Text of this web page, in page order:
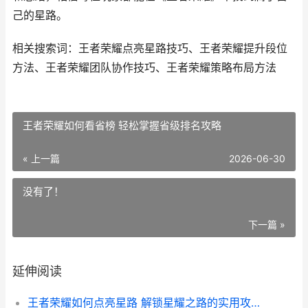
己的星路。
相关搜索词：王者荣耀点亮星路技巧、王者荣耀提升段位
方法、王者荣耀团队协作技巧、王者荣耀策略布局方法
王者荣耀如何看省榜 轻松掌握省级排名攻略
« 上一篇 2026-06-30
没有了！
下一篇 »
延伸阅读
王者荣耀如何点亮星路 解锁星耀之路的实用攻略指南